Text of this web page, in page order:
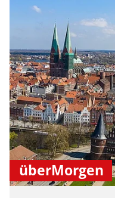
überMorgen